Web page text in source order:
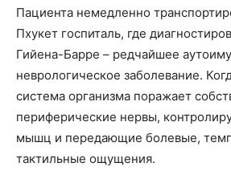
Пациента немедленно
Пхукет госпиталь, где
Гийена-Барре – редчайшее
неврологическое заболевание.
система организма поражает
периферические нервы,
мышц и передающие болевые,
тактильные ощущения.